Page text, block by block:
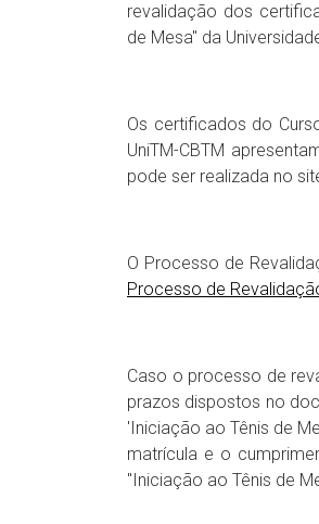
revalidação dos
de Mesa" da
Os certificados do
UniTM-CBTM
pode ser realizada no
O Processo de
Processo de
Caso o processo de
prazos dispostos no
'Iniciação ao Tênis de
matrícula e o
"Iniciação ao Tênis de